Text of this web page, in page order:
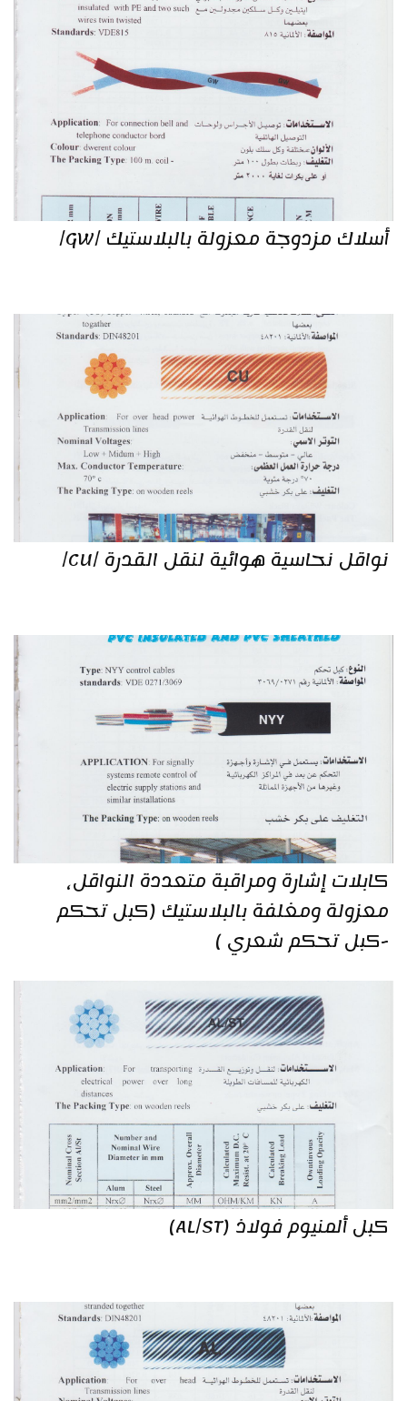
أسلاك مزدوجة معزولة بالبلاستيك /GW/
نواقل نحاسية هوائية لنقل القدرة /CU/
كابلات إشارة ومراقبة متعددة النواقل،
معزولة ومغلفة بالبلاستيك (كبل تحكم
-كبل تحكم شعري )
كبل ألمنيوم فولاذ (AL/ST)